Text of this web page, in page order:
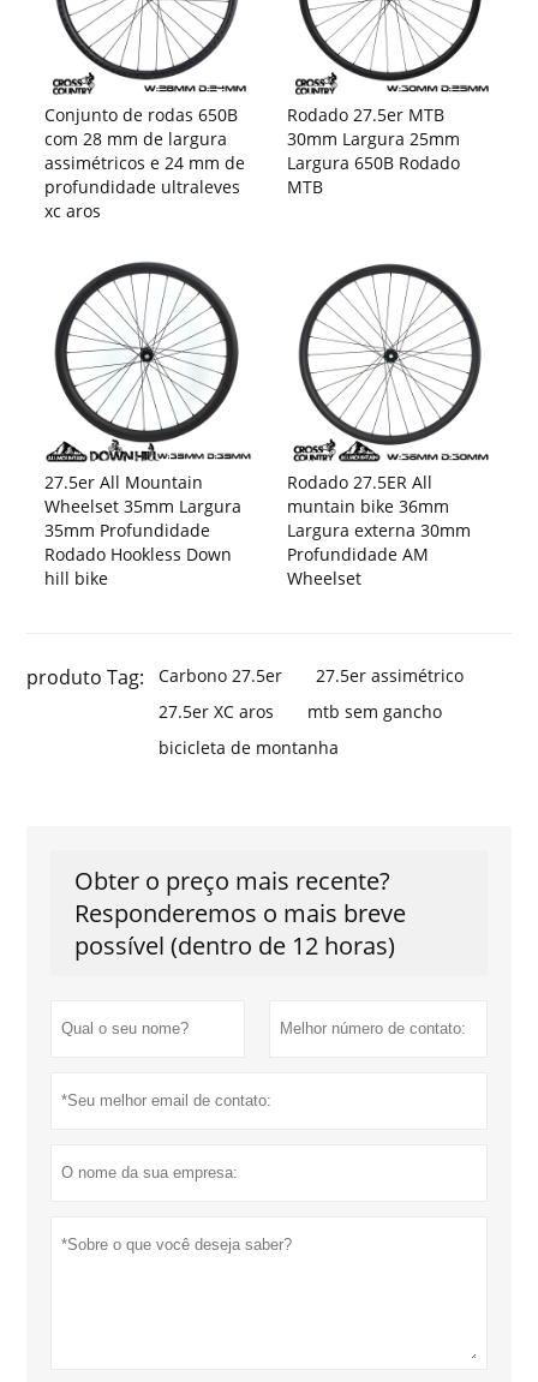
Conjunto de rodas 650B
com 28 mm de largura
assimétricos e 24 mm de
profundidade ultraleves
xc aros
Rodado 27.5er MTB
30mm Largura 25mm
Largura 650B Rodado
MTB
27.5er All Mountain
Wheelset 35mm Largura
35mm Profundidade
Rodado Hookless Down
hill bike
Rodado 27.5ER All
muntain bike 36mm
Largura externa 30mm
Profundidade AM
Wheelset
produto Tag: Carbono 27.5er
27.5er assimétrico
27.5er XC aros
mtb sem gancho
bicicleta de montanha
Obter o preço mais recente?
Responderemos o mais breve
possível (dentro de 12 horas)